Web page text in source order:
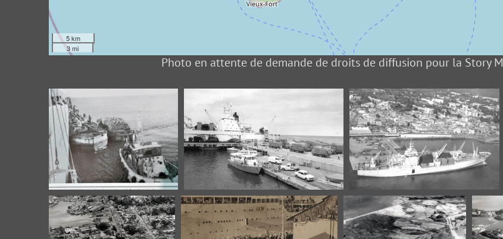
5 km
3 mi
Photo en attente de demande de droits de diffusion pour la Story
Les chalands accostaient sur le
flanc des navires bananiers
pour permettre aux dockers de
Fonds Pierret 141 Chargement Basse
Terre
Fonds Pierret 164 Basse-Terre
Navire